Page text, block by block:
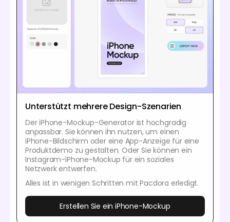
Unterstützt mehrere Design-Szenarien
Der iPhone-Mockup-Generator ist hochgradig
anpassbar. Sie können ihn nutzen, um einen
iPhone-Bildschirm oder eine App-Anzeige für eine
Produktdemo zu gestalten. Oder Sie können ein
Instagram-iPhone-Mockup für ein soziales
Netzwerk entwerfen.
Alles ist in wenigen Schritten mit Pacdora erledigt.
Erstellen Sie ein iPhone-Mockup